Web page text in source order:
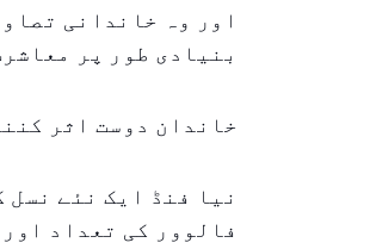
اور وہ خاندانی
بنیادی طور پر
خاندان دوست اثر
نیا فنڈ ایک نئے
فالوور کی تعداد